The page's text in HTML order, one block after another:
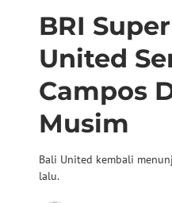
BRI
United
Campos
Musim
Bali United kembali
lalu.